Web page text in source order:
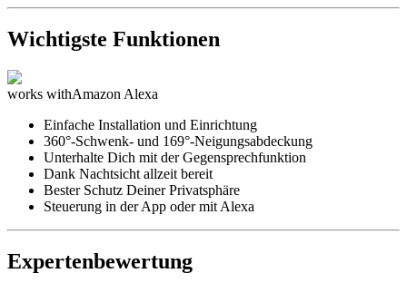
Wichtigste Funktionen
works withAmazon Alexa
Einfache Installation und Einrichtung
360°-Schwenk- und 169°-Neigungsabdeckung
Unterhalte Dich mit der Gegensprechfunktion
Dank Nachtsicht allzeit bereit
Bester Schutz Deiner Privatsphäre
Steuerung in der App oder mit Alexa
Expertenbewertung